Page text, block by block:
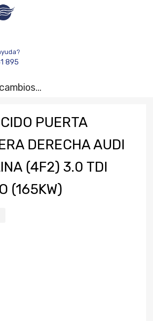
895
PUERTA
DERECHA AUDI
(4F2) 3.0 TDI
(165KW)